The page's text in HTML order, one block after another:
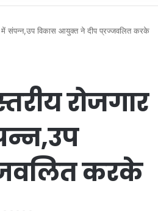
संपन्न,उप विकास आयुक्त ने दीप प्रज्जवलित करके
रोजगार
करके